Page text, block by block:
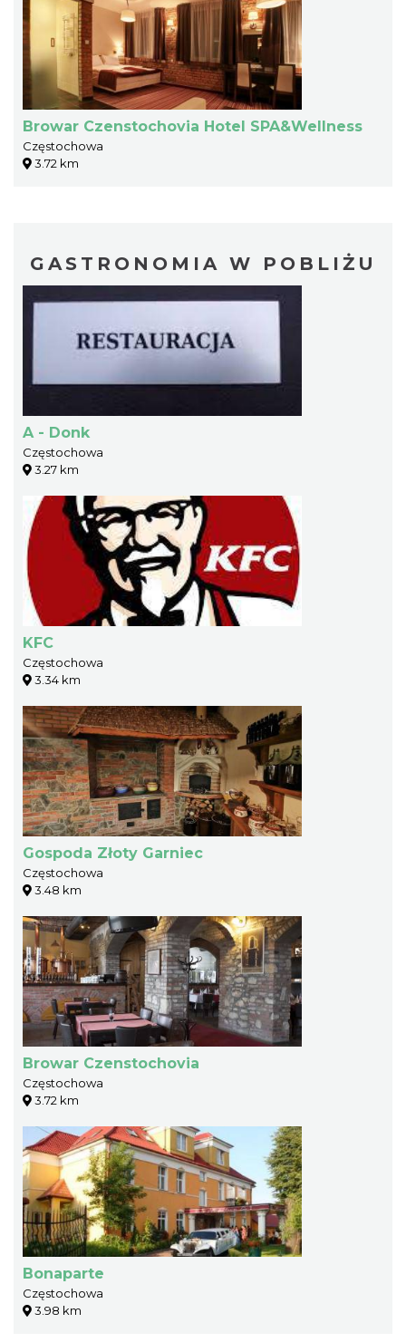
Browar Czenstochovia Hotel SPA&Wellness
Częstochowa
3.72 km
GASTRONOMIA W POBLIŻU
A - Donk
Częstochowa
3.27 km
KFC
Częstochowa
3.34 km
Gospoda Złoty Garniec
Częstochowa
3.48 km
Browar Czenstochovia
Częstochowa
3.72 km
Bonaparte
Częstochowa
3.98 km